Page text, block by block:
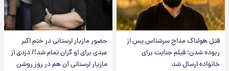
قتل هولناک مداح سرشناس پس از
ربوده شدن؛ فیلم جنایت برای
خانواده ارسال شد
حضور مازیار لرستانی در ختم اکبر
عبدی برای او گران تمام شد!/ دزدی از
مازیار لرستانی آن هم در روز روشن